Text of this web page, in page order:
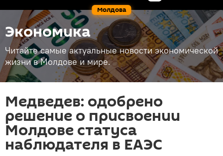
Молдова
Экономика
Читайте самые актуальные новости экономической
жизни в Молдове и мире.
Медведев: одобрено
решение о присвоении
Молдове статуса
наблюдателя в ЕАЭС